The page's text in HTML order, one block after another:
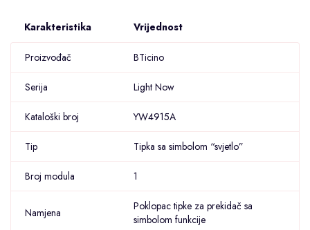
Karakteristika Vrijednost
Proizvođač BTicino
Serija Light Now
Kataloški broj YW4915A
Tip Tipka sa simbolom “svjetlo”
Broj modula 1
Namjena
Poklopac tipke za prekidač sa
simbolom funkcije